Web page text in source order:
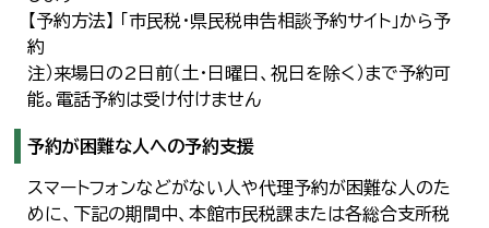
【予約方法】 「市民税・県民税申告相談予約サイト」から予
約
注）来場日の2日前（土・日曜日、祝日を除く）まで予約可
能。電話予約は受け付けません
予約が困難な人への予約支援
スマートフォンなどがない人や代理予約が困難な人のた
めに、下記の期間中、本館市民税課または各総合支所税